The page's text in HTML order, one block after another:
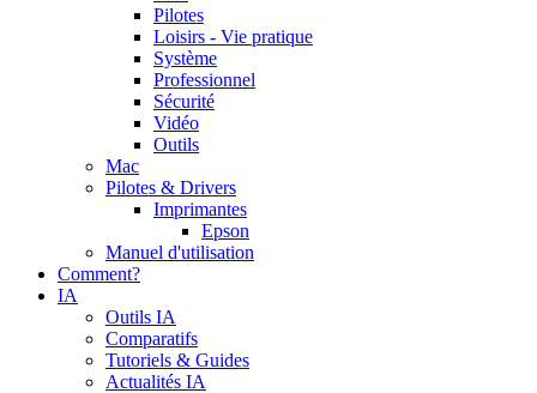
Pilotes
Loisirs - Vie pratique
Système
Professionnel
Sécurité
Vidéo
Outils
Mac
Pilotes & Drivers
Imprimantes
Epson
Manuel d'utilisation
Comment?
IA
Outils IA
Comparatifs
Tutoriels & Guides
Actualités IA